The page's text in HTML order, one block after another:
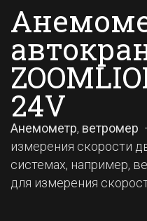
24V
Анемометр, ветромер
измерения скорости
системах, например,
для измерения